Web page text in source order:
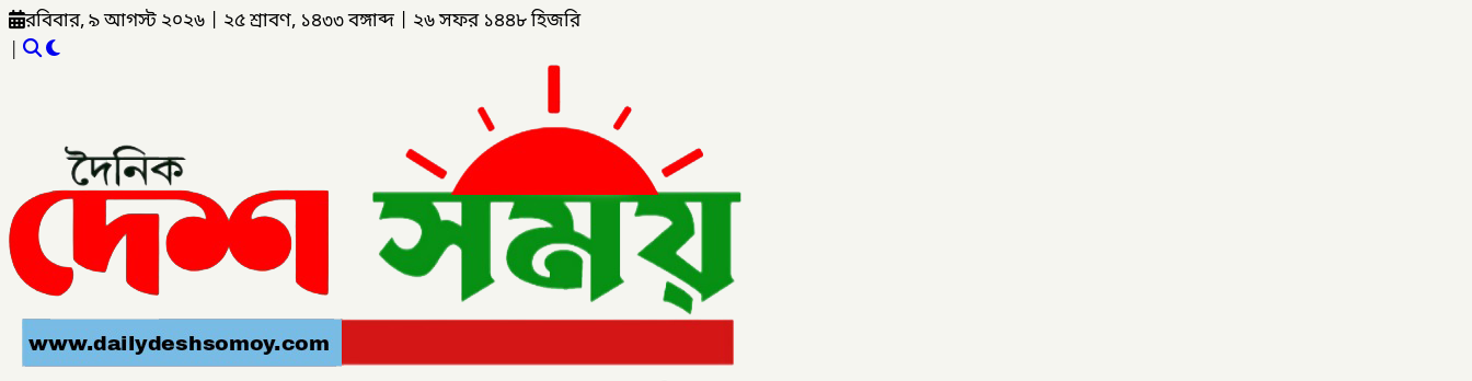
রবিবার, ৯ আগস্ট ২০২৬ ২৫ শ্রাবণ, ১৪৩৩ বঙ্গাব্দ ২৬ সফর ১৪৪৮ হিজরি
|